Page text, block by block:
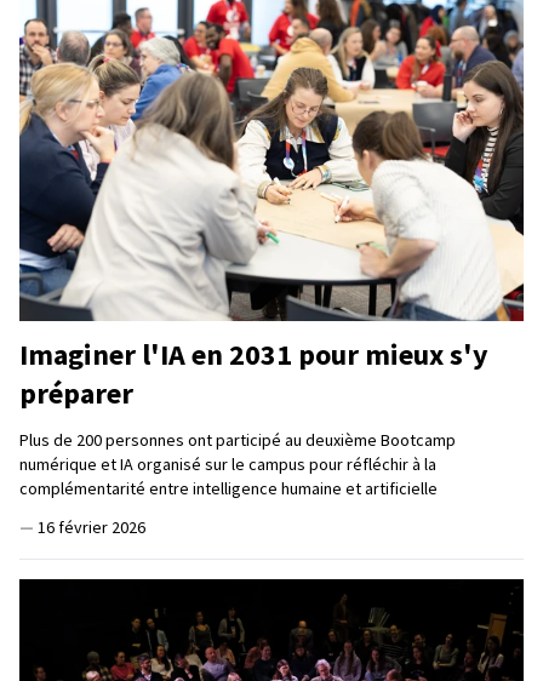
Imaginer l'IA en 2031 pour mieux s'y
préparer
Plus de 200 personnes ont participé au deuxième Bootcamp
numérique et IA organisé sur le campus pour réfléchir à la
complémentarité entre intelligence humaine et artificielle
— 16 février 2026